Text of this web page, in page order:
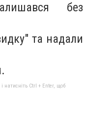
без
та надали
натисніть Ctrl + Enter, щоб